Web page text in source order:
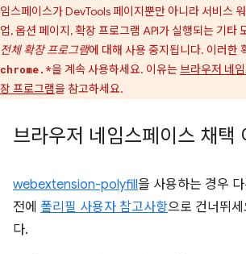
임스페이스가 DevTools 페이지뿐만 아니라 서비스
업, 옵션 페이지, 확장 프로그램 API가 실행되는 기타
전체 확장 프로그램에 대해 사용 중지됩니다. 이러한
chrome.*을 계속 사용하세요. 이유는브라우저 네
장 프로그램을 참고하세요.
브라우저 네임스페이스 채택
webextension-polyfill을 사용하는 경우
전에 폴리필 사용자 참고사항으로 건너뛰
다.